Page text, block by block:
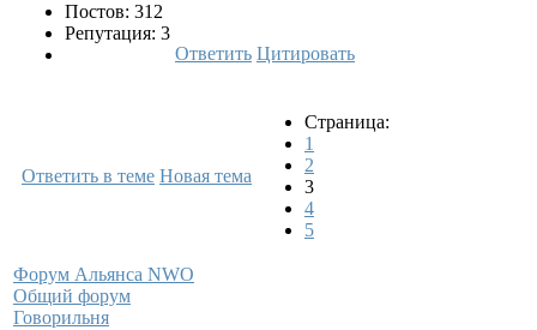
Постов: 312
Репутация: 3
Ответить Цитировать
Ответить в теме Новая тема
Страница:
1
2
3
4
5
Форум Альянса NWO
Общий форум
Говорильня